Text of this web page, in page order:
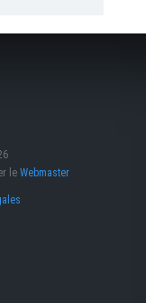
le Webmaster